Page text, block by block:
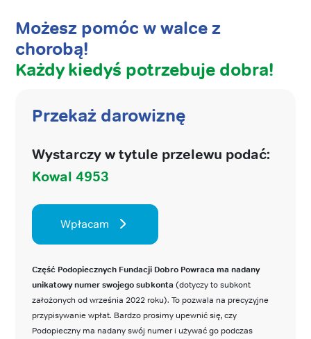
Możesz pomóc w walce z
chorobą!
Każdy kiedyś potrzebuje dobra!
Przekaż darowiznę
Wystarczy w tytule przelewu podać:
Kowal 4953
Wpłacam
Część Podopiecznych Fundacji Dobro Powraca ma nadany
unikatowy numer swojego subkonta (dotyczy to subkont
założonych od września 2022 roku). To pozwala na precyzyjne
przypisywanie wpłat. Bardzo prosimy upewnić się, czy
Podopieczny ma nadany swój numer i używać go podczas